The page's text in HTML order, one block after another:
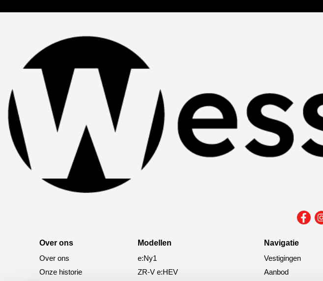
Over ons
Over ons
Onze historie
Modellen
e:Ny1
ZR-V e:HEV
Navigatie
Vestigingen
Aanbod